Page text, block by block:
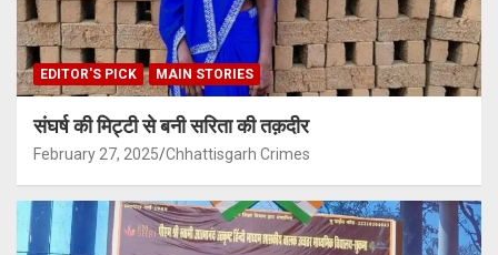
EDITOR'S PICK MAIN STORIES
संघर्ष की मिट्टी से बनी सरिता की तक़दीर
February 27, 2025 Chhattisgarh Crimes